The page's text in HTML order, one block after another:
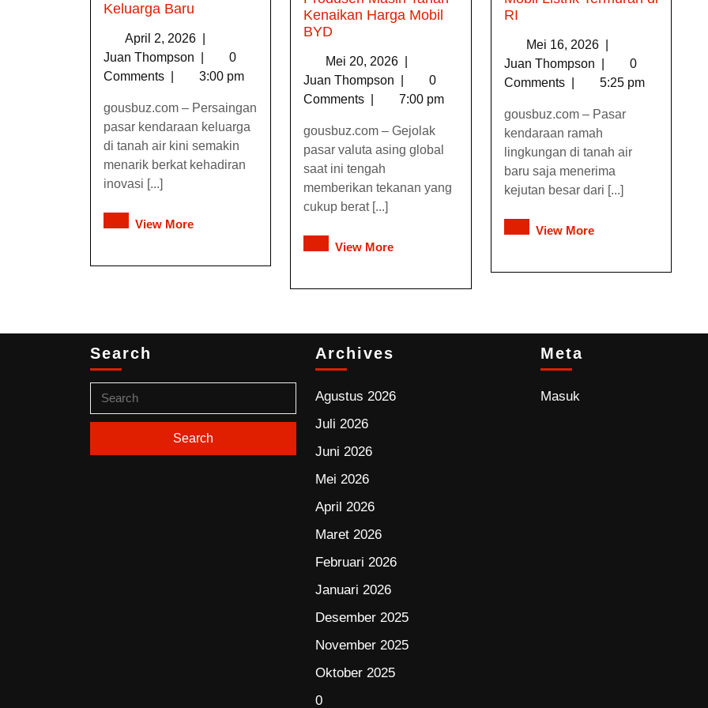
Keluarga Baru
April 2, 2026
Juan Thompson
0
Comments
3:00 pm
gousbuz.com – Persaingan
pasar kendaraan keluarga
di tanah air kini semakin
menarik berkat kehadiran
inovasi [...]
View More
Kenaikan Harga Mobil
BYD
Mei 20, 2026
Juan Thompson
0
Comments
7:00 pm
gousbuz.com – Gejolak
pasar valuta asing global
saat ini tengah
memberikan tekanan yang
cukup berat [...]
View More
RI
Mei 16, 2026
Juan Thompson
0
Comments
5:25 pm
gousbuz.com – Pasar
kendaraan ramah
lingkungan di tanah air
baru saja menerima
kejutan besar dari [...]
View More
Search Archives
Agustus 2026
Juli 2026
Juni 2026
Mei 2026
April 2026
Maret 2026
Februari 2026
Januari 2026
Desember 2025
November 2025
Oktober 2025
0
Meta
Masuk